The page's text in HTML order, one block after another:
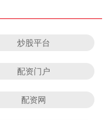
炒股平台
配资门户
配资网